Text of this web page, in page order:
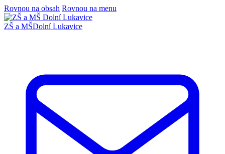
Rovnou na obsah Rovnou na menu
ZŠ a MŠDolní Lukavice